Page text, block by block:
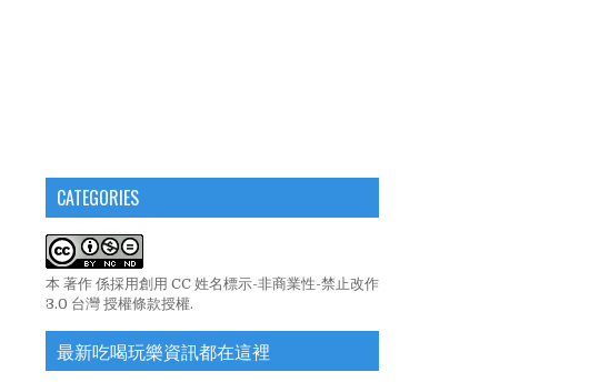
CATEGORIES
本 著作 係採用創用 CC 姓名標示-非商業性-禁止改作
3.0 台灣 授權條款授權.
最新吃喝玩樂資訊都在這裡